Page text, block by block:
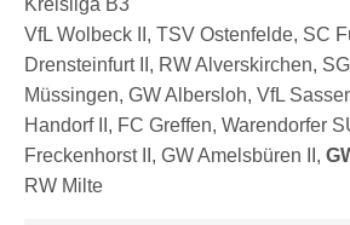
Kreisliga B3
VfL Wolbeck II, TSV Ostenfelde, SC
Drensteinfurt II, RW Alverskirchen,
Müssingen, GW Albersloh, VfL
Handorf II, FC Greffen, Warendorfer
Freckenhorst II, GW Amelsbüren II,
RW Milte